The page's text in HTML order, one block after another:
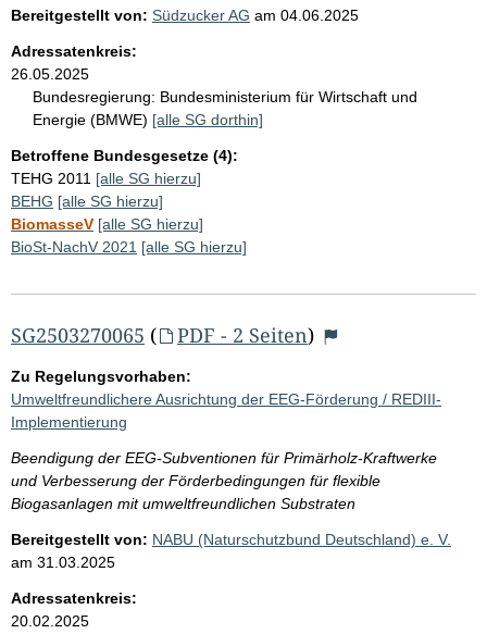
Bereitgestellt von: Südzucker AG am 04.06.2025
Adressatenkreis:
26.05.2025
Bundesregierung: Bundesministerium für Wirtschaft und
Energie (BMWE) [alle SG dorthin]
Betroffene Bundesgesetze (4):
TEHG 2011 [alle SG hierzu]
BEHG [alle SG hierzu]
BiomasseV [alle SG hierzu]
BioSt-NachV 2021 [alle SG hierzu]
SG2503270065 ( PDF - 2 Seiten)
Zu Regelungsvorhaben:
Umweltfreundlichere Ausrichtung der EEG-Förderung / REDIII-
Implementierung
Beendigung der EEG-Subventionen für Primärholz-Kraftwerke
und Verbesserung der Förderbedingungen für flexible
Biogasanlagen mit umweltfreundlichen Substraten
Bereitgestellt von: NABU (Naturschutzbund Deutschland) e. V.
am 31.03.2025
Adressatenkreis:
20.02.2025